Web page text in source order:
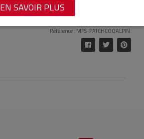
EN SAVOIR PLUS
Référence : MPS-PATCHCOQALPIN